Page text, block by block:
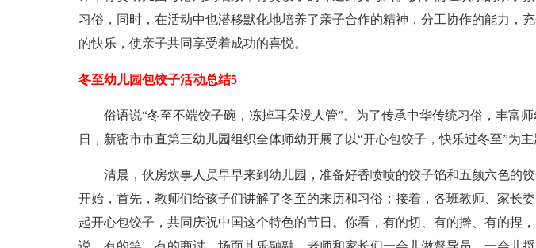
习俗，同时，在活动中也潜移默化地培养了亲子合作的精神，分工协作的能力，
的快乐，使亲子共同享受着成功的喜悦。
冬至幼儿园包饺子活动总结5
俗语说“冬至不端饺子碗，冻掉耳朵没人管”。为了传承中华传统习俗，丰富师
日，新密市市直第三幼儿园组织全体师幼开展了以“开心包饺子，快乐过冬至”为主
清晨，伙房炊事人员早早来到幼儿园，准备好香喷喷的饺子馅和五颜六色的饺
开始，首先，教师们给孩子们讲解了冬至的来历和习俗；接着，各班教师、家长
起开心包饺子，共同庆祝中国这个特色的节日。你看，有的切、有的擀、有的捏